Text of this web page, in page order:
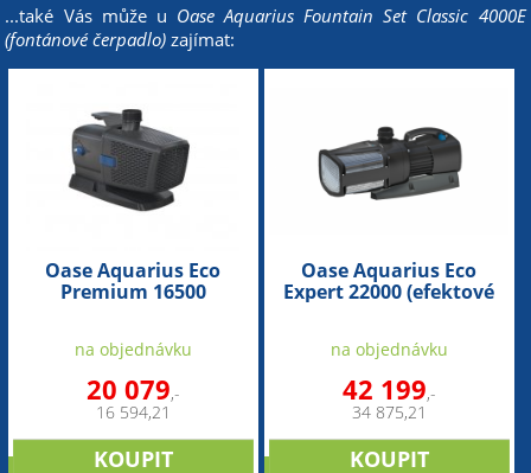
...také Vás může u Oase Aquarius Fountain Set Classic 4000E
(fontánové čerpadlo) zajímat:
Oase Aquarius Eco
Premium 16500
na objednávku
20 079,-
16 594,21
Oase Aquarius Eco
Expert 22000 (efektové
na objednávku
42 199,-
34 875,21